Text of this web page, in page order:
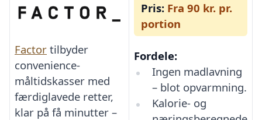
Factor tilbyder
convenience-
måltidskasser med
færdiglavede retter,
klar på få minutter –
Pris: Fra 90 kr. pr.
portion
Fordele:
Ingen madlavning
– blot opvarmning.
Kalorie- og